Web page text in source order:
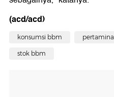
(acd/acd)
konsumsi bbm pertamina
stok bbm